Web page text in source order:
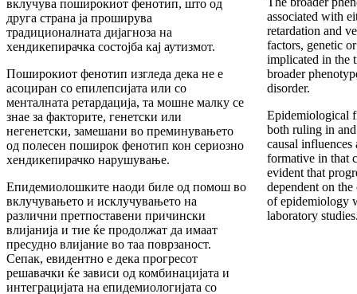
вклучува поширокиот фенотип, што од
друга страна ја проширува
традиционалната дијагноза на
хендикепирачка состојба кај аутизмот.
Поширокиот фенотип изгледа дека не е
асоциран со епилепсијата или со
менталната ретардација, та мошне малку се
знае за факторите, генетски или
негенетски, замешани во преминувањето
од полесен поширок фенотип кон сериозно
хендикепирачко нарушување.
Епидемиолошките наоди биле од помош во
вклучувањето и исклучувањето на
различни претпоставени причински
влијанија и тие ќе продолжат да имаат
пресудно влијание во таа поврзаност.
Сепак, евидентно е дека прогресот
решавачки ќе зависи од комбинацијата и
интеграцијата на епидемиологијата со
associated with
retardation and
factors, genetic
implicated in the
broader
disorder.
Epidemiological
both ruling in
causal
formative in that
evident that
dependent on
of epidemiology
laboratory